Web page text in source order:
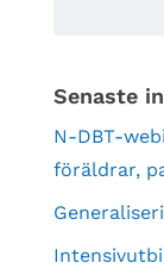
Senaste
N-DBT-
föräldrar,